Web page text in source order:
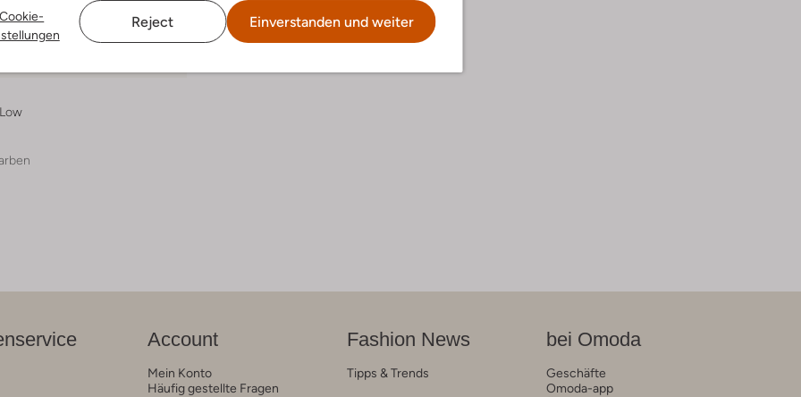
Cookie-
Reject Einverstanden und weiter
Account
Mein Konto
Häufig gestellte Fragen
Fashion News
Tipps & Trends
bei Omoda
Geschäfte
Omoda-app